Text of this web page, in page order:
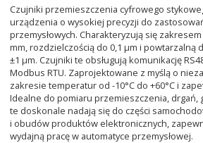
Czujniki przemieszczenia cyfrowego
urządzenia o wysokiej precyzji do
przemysłowych. Charakteryzują się
mm, rozdzielczością do 0,1 μm i powtarzalną
±1 μm. Czujniki te obsługują komunikację
Modbus RTU. Zaprojektowane z myślą o
zakresie temperatur od -10°C do +60°C i
Idealne do pomiaru przemieszczenia, drgań,
te doskonale nadają się do części
i obudów produktów elektronicznych,
wydajną pracę w automatyce przemysłowej.